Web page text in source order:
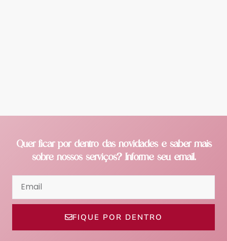
Quer ficar por dentro das novidades e saber mais
sobre nossos serviços? Informe seu email.
FIQUE POR DENTRO